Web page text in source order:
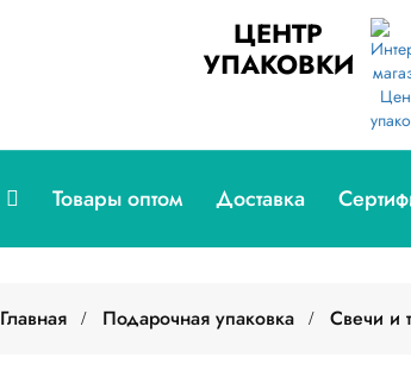
ЦЕНТР
УПАКОВКИ
Товары оптом Доставка
Главная Подарочная упаковка Свечи и